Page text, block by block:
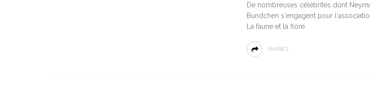
De nombreuses célébrités dont
Bundchen s'engagent pour
La faune et la flore
SHARES